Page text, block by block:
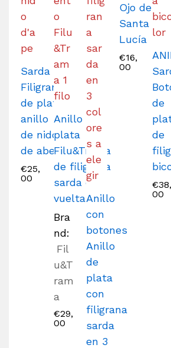
Sarda
Filigrana
de plata
anillo
de nido
de abeja
€25,
00
Anillo de
plata
Filu&Trama
de filigrana
sarda de 1
vuelta
Bra
nd:
Fil
u&T
ram
a
€29,
00
Anillo
con
botones
Anillo
de
plata
con
filigrana
sarda
en 3
Ojo de
Santa
Lucía
€16,
00
de
de
€38,
00